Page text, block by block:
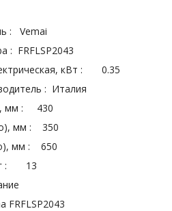
: Vemai
: FRFLSP2043
кВт : 0.35
: Италия
мм : 430
мм : 350
мм : 650
: 13
FRFLSP2043